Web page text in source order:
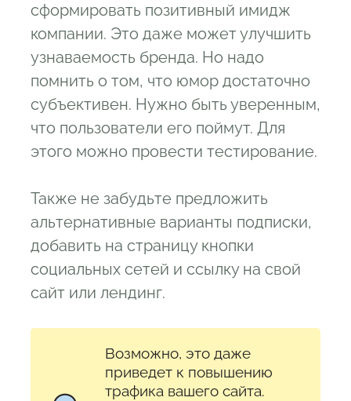
сформировать позитивный имидж
компании. Это даже может улучшить
узнаваемость бренда. Но надо
помнить о том, что юмор достаточно
субъективен. Нужно быть уверенным,
что пользователи его поймут. Для
этого можно провести тестирование.
Также не забудьте предложить
альтернативные варианты подписки,
добавить на страницу кнопки
социальных сетей и ссылку на свой
сайт или лендинг.
Возможно, это даже
приведет к повышению
трафика вашего сайта.